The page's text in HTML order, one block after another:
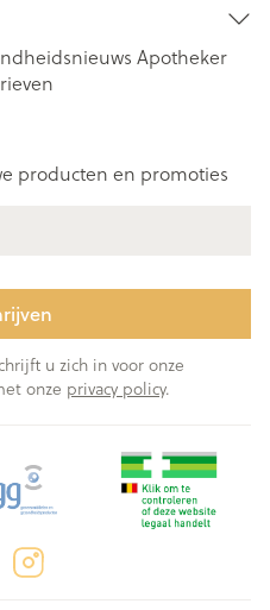
Apotheker
producten en promoties
u zich in voor onze
onze privacy policy.